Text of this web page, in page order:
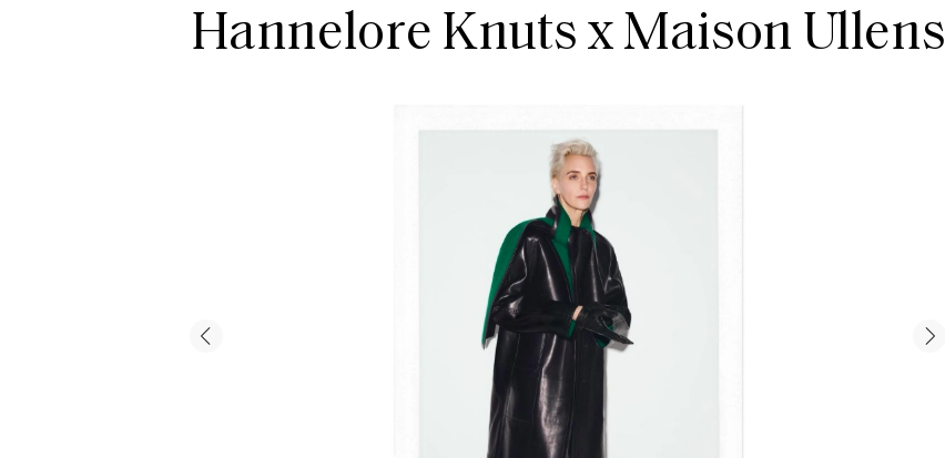
Hannelore Knuts x Maison Ullens